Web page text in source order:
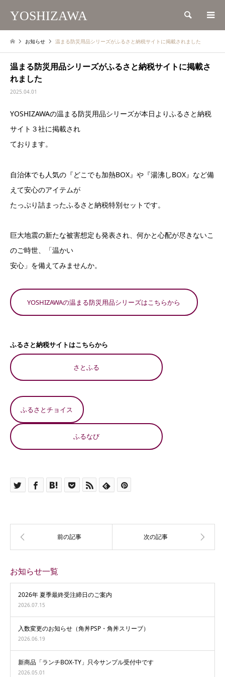
YOSHIZAWA 検索
お知らせ 温まる防災用品シリーズがふるさと納税サイトに掲載されました
温まる防災用品シリーズがふるさと納税サイトに掲載さ
れました
2025.04.01
YOSHIZAWAの温まる防災用品シリーズが本日よりふるさと納税
サイト３社に掲載され
ております。
自治体でも人気の『どこでも加熱BOX』や『湯沸しBOX』など備
えて安心のアイテムが
たっぷり詰まったふるさと納税特別セットです。
巨大地震の新たな被害想定も発表され、何かと心配が尽きないこ
のご時世、「温かい
安心」を備えてみませんか。
YOSHIZAWAの温まる防災用品シリーズはこちらから
ふるさと納税サイトはこちらから
さとふる
ふるさとチョイス
ふるなび
お知らせ一覧
2026年 夏季最終受注締日のご案内
2026.07.15
入数変更のお知らせ（角丼PSP・角丼スリーブ）
2026.06.19
新商品「ランチBOX-TY」只今サンプル受付中です
2026.05.01